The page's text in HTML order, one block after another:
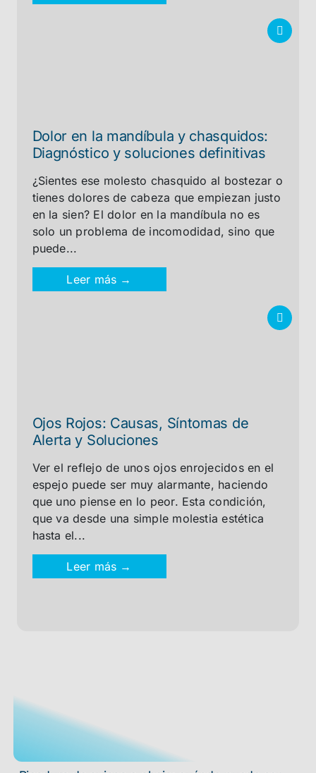
Dolor en la mandíbula y chasquidos:
Diagnóstico y soluciones definitivas
¿Sientes ese molesto chasquido al bostezar o
tienes dolores de cabeza que empiezan justo
en la sien? El dolor en la mandíbula no es
solo un problema de incomodidad, sino que
puede...
Leer más →
Ojos Rojos: Causas, Síntomas de
Alerta y Soluciones
Ver el reflejo de unos ojos enrojecidos en el
espejo puede ser muy alarmante, haciendo
que uno piense en lo peor. Esta condición,
que va desde una simple molestia estética
hasta el...
Leer más →